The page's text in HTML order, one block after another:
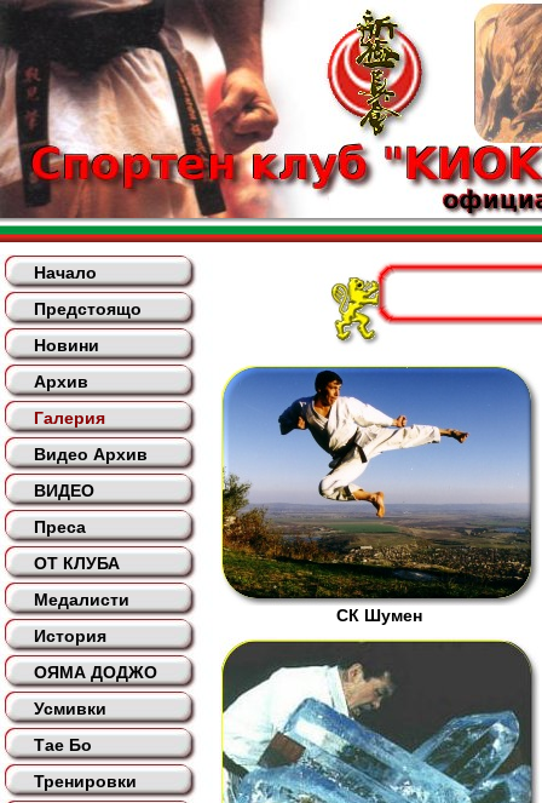
Начало
Предстоящо
Новини
Архив
Галерия
Видео Архив
ВИДЕО
Преса
ОТ КЛУБА
Медалисти
История
ОЯМА ДОДЖО
Усмивки
Тае Бо
Тренировки
СК Шумен